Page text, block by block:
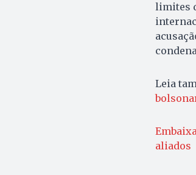
limites
Leia
aliados